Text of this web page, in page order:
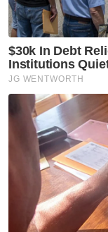
Kedutaan
Rakyat
Abu